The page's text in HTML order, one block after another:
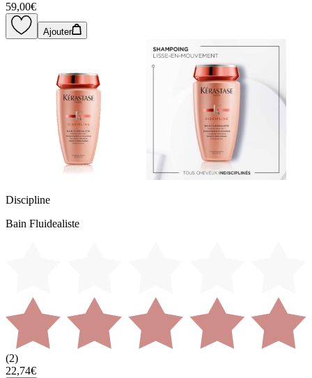
59,00€
Ajouter
Discipline
Bain Fluidealiste
(2)
22,74€